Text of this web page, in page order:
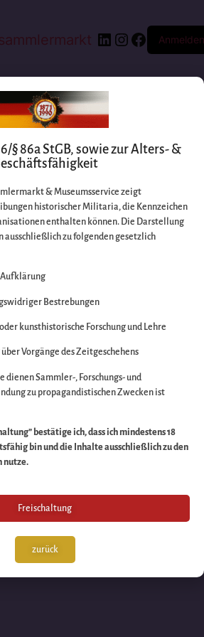
Anmelden
Sie
bitte die
an
Sache
Sie bald
vorbei!
§ 86a StGB, sowie zur Alters- &
& Museumsservice zeigt
historischer Militaria, die Kennzeichen
enthalten können. Die Darstellung
ausschließlich zu folgenden gesetzlich
Bestrebungen
kunsthistorische Forschung und Lehre
Vorgänge des Zeitgeschehens
Sammler-, Forschungs- und
zu propagandistischen Zwecken ist
bestätige ich, dass ich mindestens 18
bin und die Inhalte ausschließlich zu den
nutze.
Freischaltung
zurück